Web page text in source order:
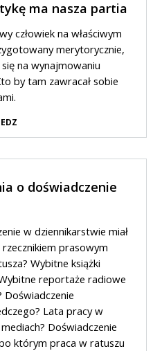
ma nasza partia
człowiek na właściwym
merytorycznie,
na wynajmowaniu
by tam zawracał sobie
o doświadczenie
w dziennikarstwie miał
rzecznikiem prasowym
Wybitne książki
reportaże radiowe
Doświadczenie
Lata pracy w
Doświadczenie
którym praca w ratuszu